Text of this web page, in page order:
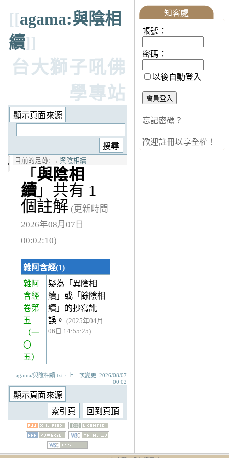
[[agama:與陰相
續]]
台大獅子吼佛
學專站
目前的足跡: → 與陰相續
「 與陰相
續 」共有 1
個註解 (更新時間
2026年08月07日
00:02:10)
雜阿含經(1)
雜阿
含經
卷第
五
（一
〇
五）
疑為「異陰相
續」或「餘陰相
續」的抄寫訛
誤。
(2025年04月
06日 14:55:25)
agama/與陰相續.txt · 上一次變更: 2026/08/07
00:02
知客處
帳號：
密碼：
以後自動登入
忘記密碼？
歡迎註冊以享全權！